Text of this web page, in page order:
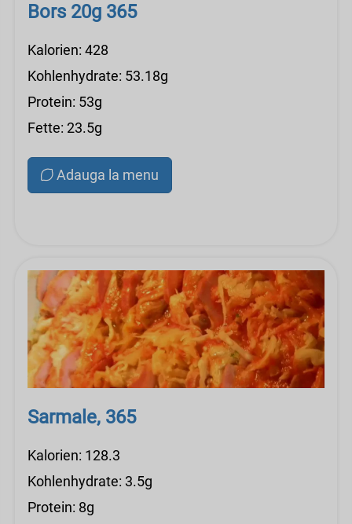
Bors 20g 365
Kalorien: 428
Kohlenhydrate: 53.18g
Protein: 53g
Fette: 23.5g
Adauga la menu
Sarmale, 365
Kalorien: 128.3
Kohlenhydrate: 3.5g
Protein: 8g